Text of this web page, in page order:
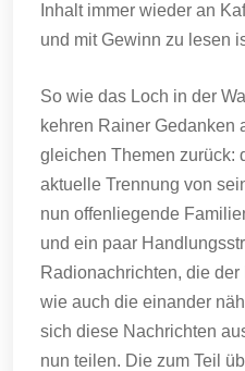
Inhalt immer wieder an
und mit Gewinn zu lesen
So wie das Loch in der
kehren Rainer Gedanken
gleichen Themen zurück:
aktuelle Trennung von
nun offenliegende
und ein paar
Radionachrichten, die
wie auch die einander
sich diese Nachrichten
nun teilen. Die zum Teil